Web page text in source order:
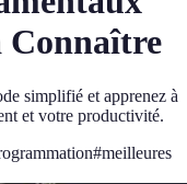
Connaître
simplifié et apprenez à
et votre productivité.
#meilleures